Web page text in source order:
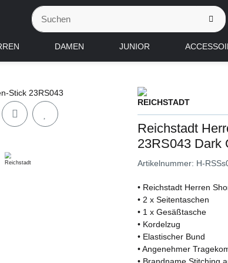
DAMEN JUNIOR
Reichstadt
23RS043 Dark
Artikelnummer: H-
• Reichstadt Herren
• 2 x Seitentaschen
• 1 x Gesäßtasche
• Kordelzug
• Elastischer Bund
• Angenehmer
• Brandname Stitching